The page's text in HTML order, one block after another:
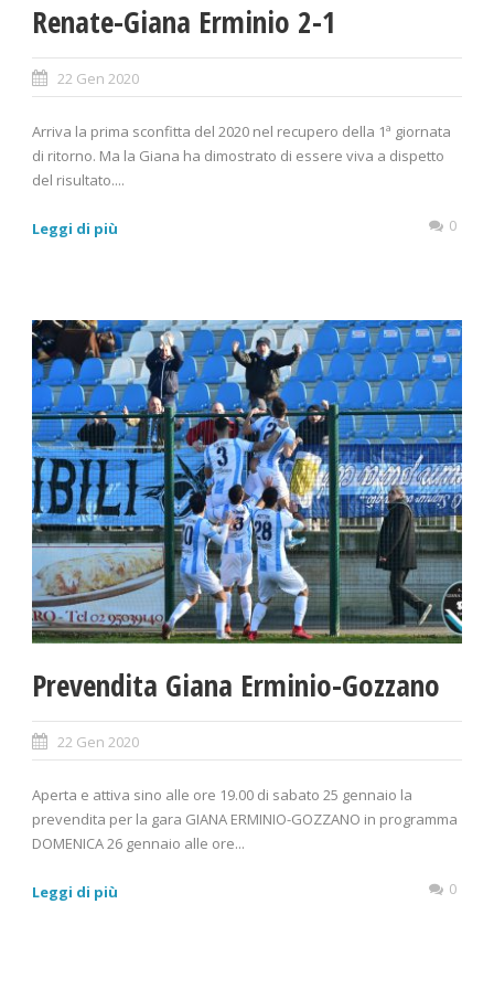
Renate-Giana Erminio 2-1
22 Gen 2020
Arriva la prima sconfitta del 2020 nel recupero della 1ª giornata
di ritorno. Ma la Giana ha dimostrato di essere viva a dispetto
del risultato....
Leggi di più 0
Prevendita Giana Erminio-Gozzano
22 Gen 2020
Aperta e attiva sino alle ore 19.00 di sabato 25 gennaio la
prevendita per la gara GIANA ERMINIO-GOZZANO in programma
DOMENICA 26 gennaio alle ore...
Leggi di più 0